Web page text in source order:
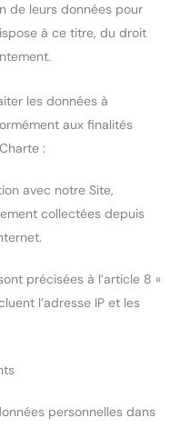
de leurs données pour
à ce titre, du droit
les données à
aux finalités
:
avec notre Site,
collectées depuis
précisées à l’article 8 «
l’adresse IP et les
personnelles dans